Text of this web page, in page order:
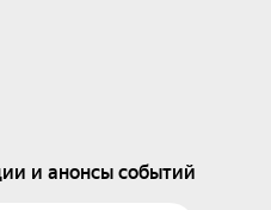
и анонсы событий